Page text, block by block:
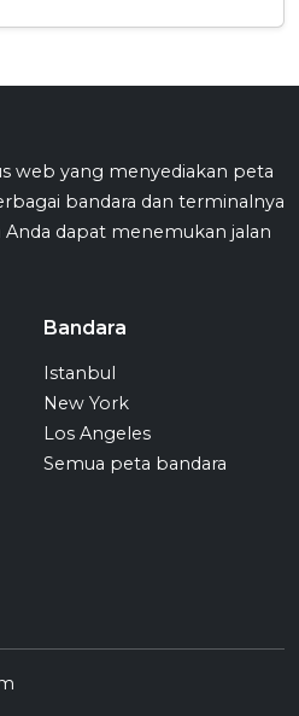
web yang menyediakan peta
bandara dan terminalnya
Anda dapat menemukan jalan
Bandara
Istanbul
New York
Los Angeles
Semua peta bandara